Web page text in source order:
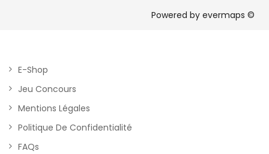
Powered by evermaps ©
E-Shop
Jeu Concours
Mentions Légales
Politique De Confidentialité
FAQs